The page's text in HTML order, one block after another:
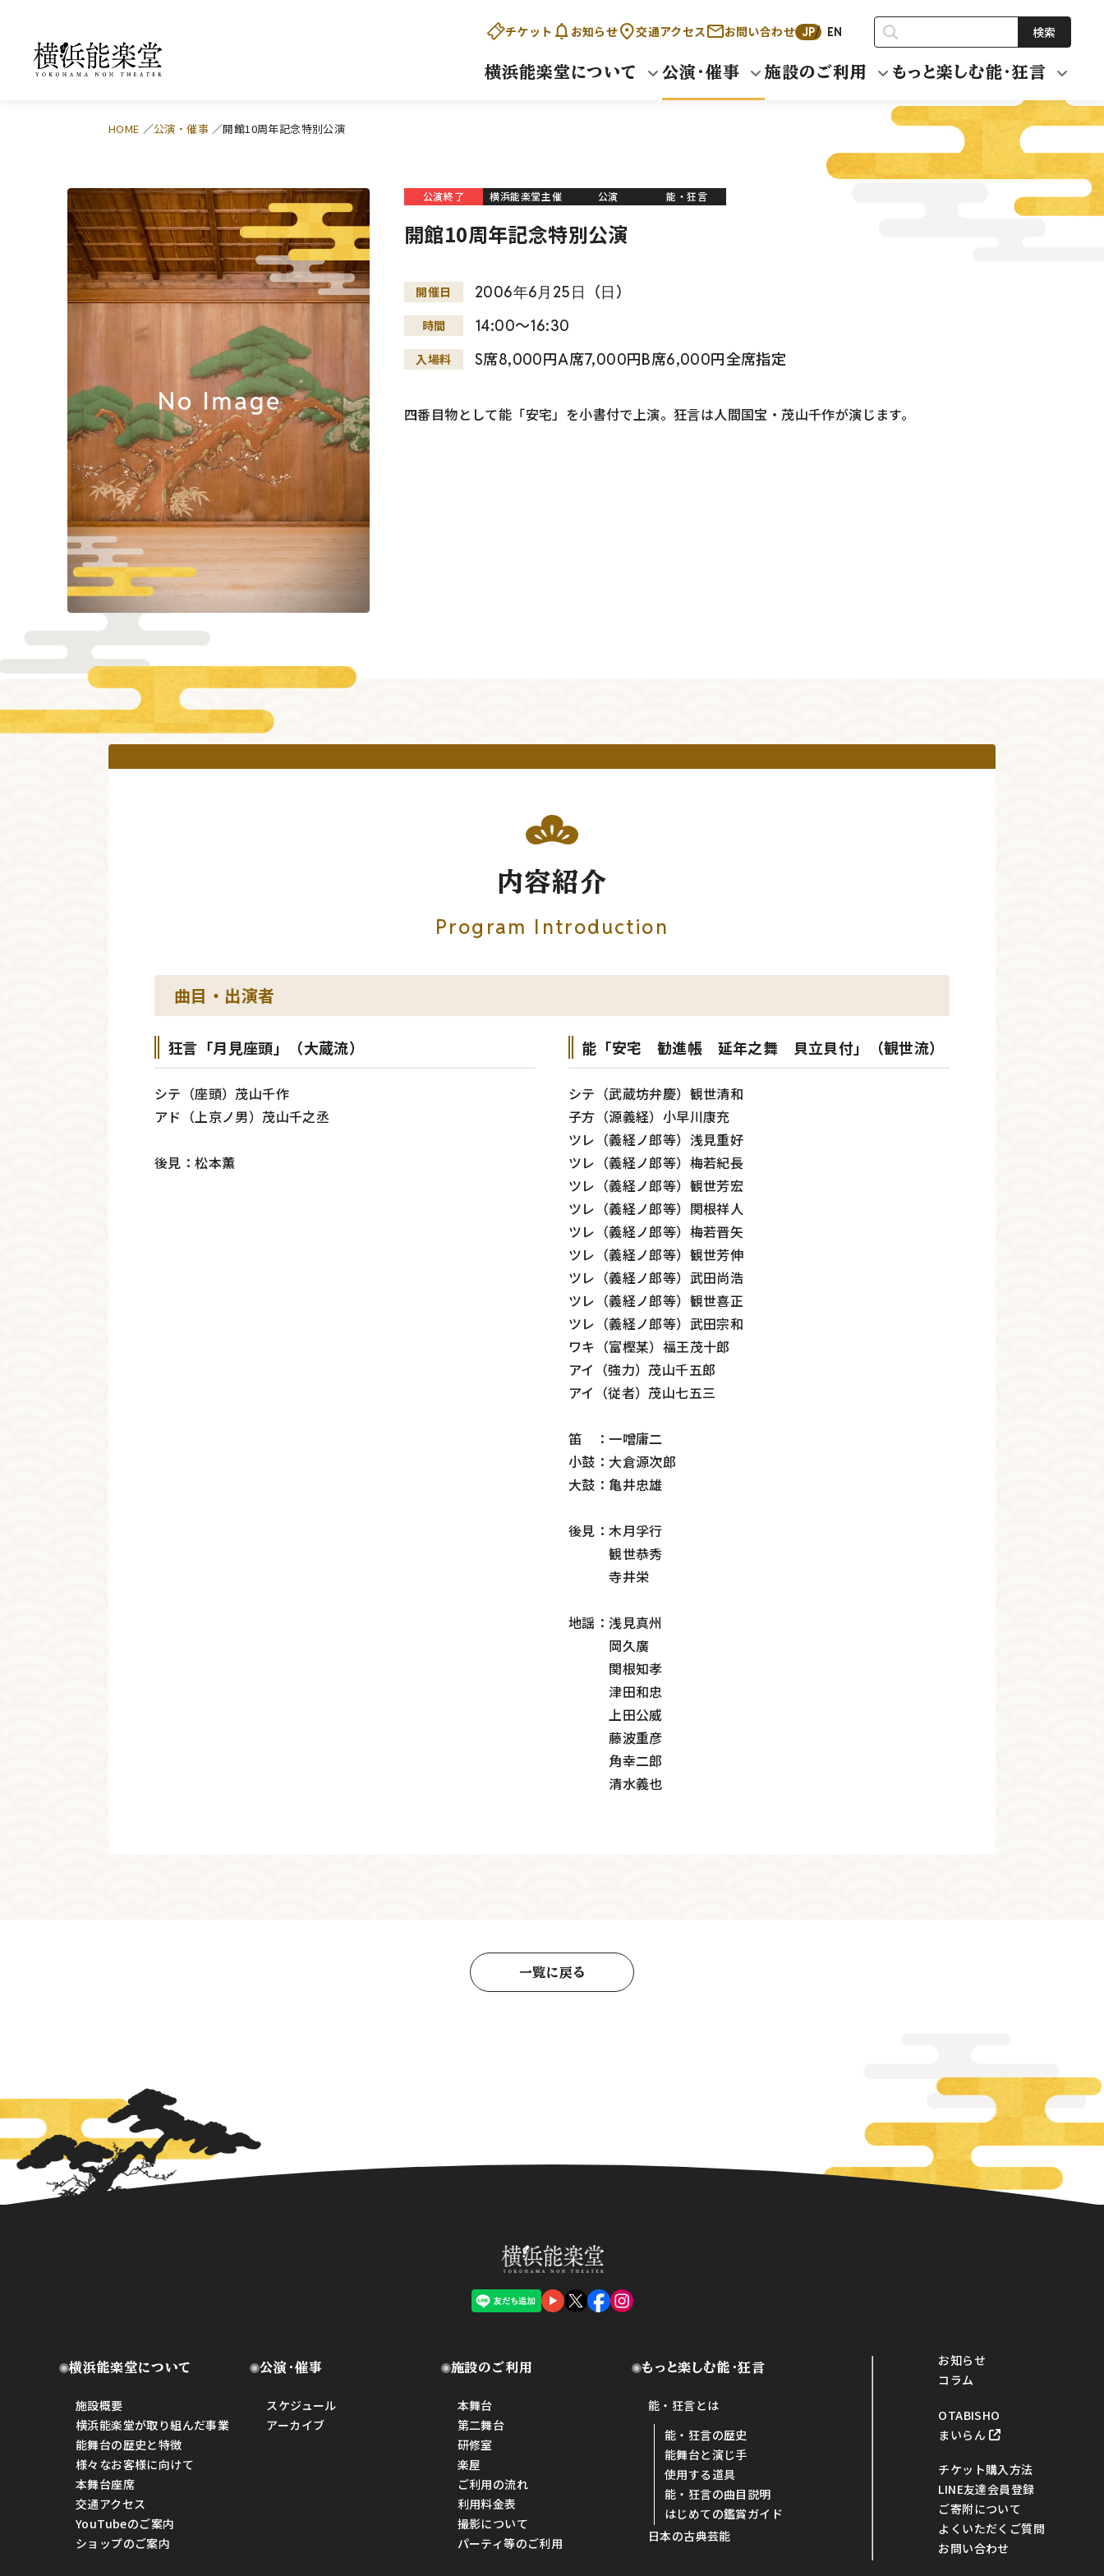
チケット お知らせ 交通アクセス お問い合わせ JP EN 検索
横浜能楽堂について 公演・催事 施設のご利用 もっと楽しむ能・狂言
HOME 公演・催事 開館10周年記念特別公演
公演終了 横浜能楽堂主催 公演 能・狂言
開館10周年記念特別公演
開催日 2006年6月 25日 （日 ）
時間 14:00～16:30
入場料 S席8,000円A席7,000円B席6,000円全席指定
四番目物として能「安宅」を小書付で上演。狂言は人間国宝・茂山千作が演じます。
内容紹介
Program Introduction
曲目・出演者
狂言「月見座頭」（大蔵流）
シテ（座頭）茂山千作
アド（上京ノ男）茂山千之丞
後見：松本薫
能「安宅 勧進帳 延年之舞 貝立貝付」（観世流）
シテ（武蔵坊弁慶）観世清和
子方（源義経）小早川康充
ツレ（義経ノ郎等）浅見重好
ツレ（義経ノ郎等）梅若紀長
ツレ（義経ノ郎等）観世芳宏
ツレ（義経ノ郎等）関根祥人
ツレ（義経ノ郎等）梅若晋矢
ツレ（義経ノ郎等）観世芳伸
ツレ（義経ノ郎等）武田尚浩
ツレ（義経ノ郎等）観世喜正
ツレ（義経ノ郎等）武田宗和
ワキ（富樫某）福王茂十郎
アイ（強力）茂山千五郎
アイ（従者）茂山七五三
笛 ：一噌庸二
小鼓：大倉源次郎
大鼓：亀井忠雄
後見：木月孚行
観世恭秀
寺井栄
地謡：浅見真州
岡久廣
関根知孝
津田和忠
上田公威
藤波重彦
角幸二郎
清水義也
一覧に戻る
横浜能楽堂について
施設概要
横浜能楽堂が取り組んだ事業
能舞台の歴史と特徴
様々なお客様に向けて
本舞台座席
交通アクセス
YouTubeのご案内
ショップのご案内
公演・催事
スケジュール
アーカイブ
施設のご利用
本舞台
第二舞台
研修室
楽屋
ご利用の流れ
利用料金表
撮影について
パーティ等のご利用
もっと楽しむ能・狂言
能・狂言とは
能・狂言の歴史
能舞台と演じ手
使用する道具
能・狂言の曲目説明
はじめての鑑賞ガイド
日本の古典芸能
お知らせ
コラム
OTABISHO
まいらん
チケット購入方法
LINE友達会員登録
ご寄附について
よくいただくご質問
お問い合わせ